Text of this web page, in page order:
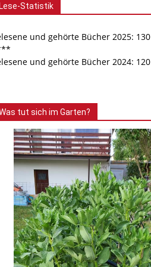
Lese-Statistik
und gehörte Bücher 2025: 130
und gehörte Bücher 2024: 120
tut sich im Garten?